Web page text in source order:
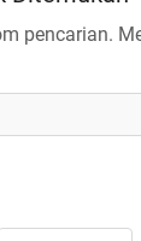
pencarian.